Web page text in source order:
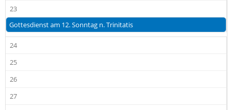
23
Gottesdienst am 12. Sonntag n. Trinitatis
24
25
26
27